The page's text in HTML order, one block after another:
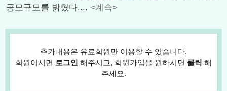
공모규모를 밝혔다.... <계속>
추가내용은 유료회원만 이용할 수 있습니다.
회원이시면 로그인 해주시고, 회원가입을 원하시면 클릭 해
주세요.